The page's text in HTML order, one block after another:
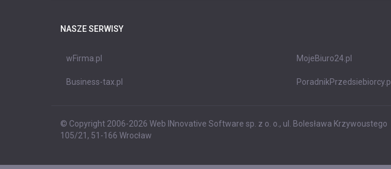
NASZE SERWISY
wFirma.pl
Business-tax.pl
MojeBiuro24.pl
PoradnikPrzedsiebiorcy.pl
© Copyright 2006-2026 Web INnovative Software sp. z o. o., ul. Bolesława Krzywoustego
105/21, 51-166 Wrocław